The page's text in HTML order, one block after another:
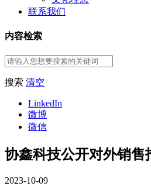
联系我们
内容检索
搜索 清空
LinkedIn
微博
微信
协鑫科技公开对外销售
2023-10-09